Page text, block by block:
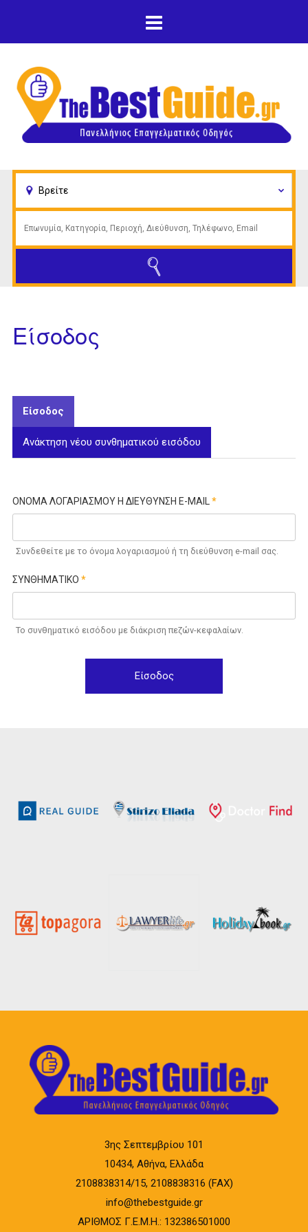
κυρίως περιεχόμενο
Είσοδος
Είσοδος
Ανάκτηση νέου συνθηματικού εισόδου
ΟΝΟΜΑ ΛΟΓΑΡΙΑΣΜΟΥ Η ΔΙΕΥΘΥΝΣΗ E-MAIL*
Συνδεθείτε με το όνομα λογαριασμού ή τη διεύθυνση e-mail σας.
ΣΥΝΘΗΜΑΤΙΚΟ *
Το συνθηματικό εισόδου με διάκριση πεζών-κεφαλαίων.
3ης Σεπτεμβρίου 101
10434, Αθήνα, Ελλάδα
2108838314/15, 2108838316 (FAX)
info@thebestguide.gr
ΑΡΙΘΜΟΣ Γ.Ε.Μ.Η.: 132386501000